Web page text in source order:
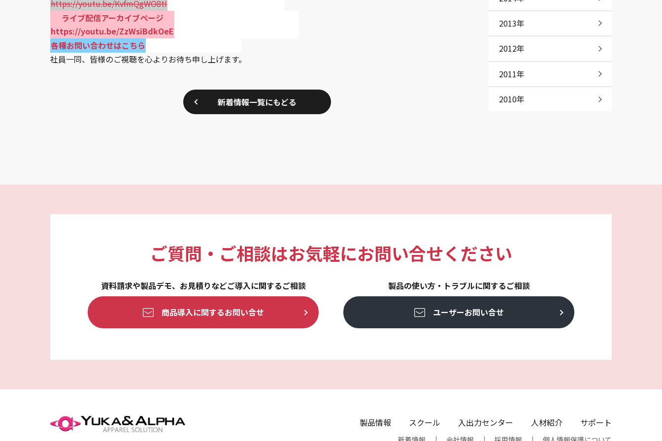
https://youtu.be/KvfmQgWO8tI
ライブ配信アーカイブページ
https://youtu.be/ZzWsiBdkOeE
各種お問い合わせはこちら
社員一同、皆様のご視聴を心よりお待ち申し上げます。
新着情報一覧にもどる
2013年
2012年
2011年
2010年
ご質問・ご相談はお気軽にお問い合せください
資料請求や製品デモ、 お見積りなどご導入に関するご相談
商品導入に関するお問い合せ
製品の使い方・トラブルに関するご相談
ユーザーお問い合せ
製品情報 スクール 入出力センター 人材紹介 サポート